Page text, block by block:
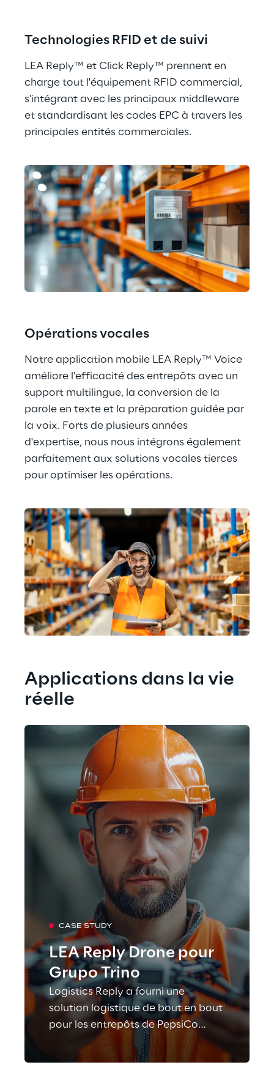
Technologies RFID et de suivi
LEA Reply™ et Click Reply™ prennent en
charge tout l'équipement RFID commercial,
s'intégrant avec les principaux middleware
et standardisant les codes EPC à travers les
principales entités commerciales.
Opérations vocales
Notre application mobile LEA Reply™ Voice
améliore l'efficacité des entrepôts avec un
support multilingue, la conversion de la
parole en texte et la préparation guidée par
la voix. Forts de plusieurs années
d'expertise, nous nous intégrons également
parfaitement aux solutions vocales tierces
pour optimiser les opérations.
Applications dans la vie
réelle
CASE STUDY
LEA Reply Drone pour
Grupo Trino
Logistics Reply a fourni une
solution logistique de bout en bout
pour les entrepôts de PepsiCo
exploités par Grupo Trino,
couvrant tous les processus, de la